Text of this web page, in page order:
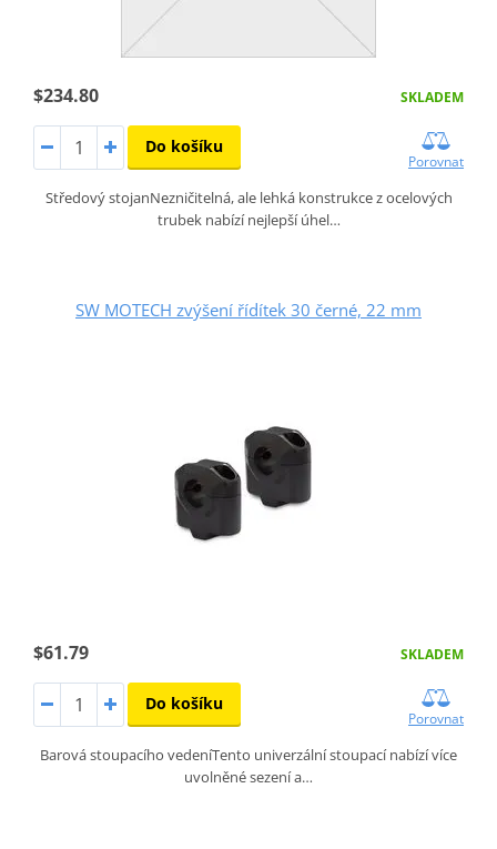
$234.80 SKLADEM
Do košíku
Porovnat
Středový stojanNezničitelná, ale lehká konstrukce z ocelových
trubek nabízí nejlepší úhel…
SW MOTECH zvýšení řídítek 30 černé, 22 mm
$61.79 SKLADEM
Do košíku
Porovnat
Barová stoupacího vedeníTento univerzální stoupací nabízí více
uvolněné sezení a…